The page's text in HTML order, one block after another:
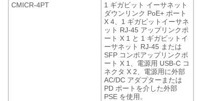
CMICR-4PT
1 ギガビット イーサネット
ダウンリンク PoE+ ポート
X 4、1 ギガビットイーサネ
ット RJ-45 アップリンクポ
ート X 1 と 1 ギガビットイ
ーサネット RJ-45 または
SFP コンボアップリンクポ
ート X 1、電源用 USB-C コ
ネクタ X 2、電源用に外部
AC/DC アダプターまたは
PD ポートを介した外部
PSE を使用。